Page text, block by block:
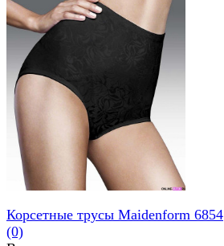
Корсетные трусы Maidenform 6854
(0)